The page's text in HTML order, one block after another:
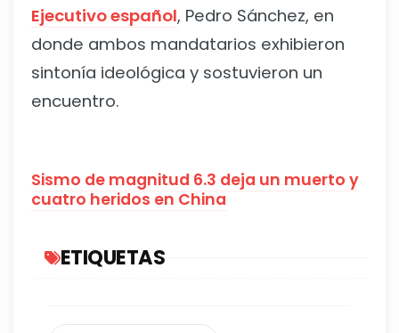
Ejecutivo español, Pedro Sánchez, en
donde ambos mandatarios exhibieron
sintonía ideológica y sostuvieron un
encuentro.
Sismo de magnitud 6.3 deja un muerto y
cuatro heridos en China
ETIQUETAS